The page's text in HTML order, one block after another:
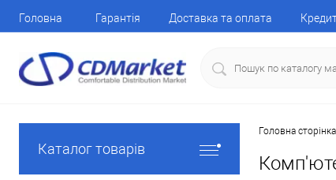
Головна Гарантія Доставка та оплата
Каталог товарів
Головна сторінка